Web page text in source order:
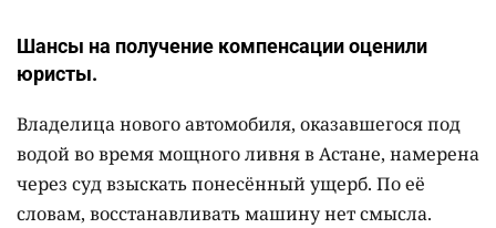
Шансы на получение компенсации оценили
юристы.
Владелица нового автомобиля, оказавшегося под
водой во время мощного ливня в Астане, намерена
через суд взыскать понесённый ущерб. По её
словам, восстанавливать машину нет смысла.